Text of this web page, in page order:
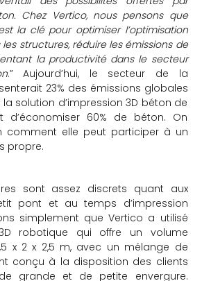
Chez Vertico, nous pensons que
la clé pour optimiser l’optimisation
structures, réduire les émissions de
la productivité dans le secteur
.” Aujourd’hui, le secteur de la
23% des émissions globales
solution d’impression 3D béton de
d’économiser 60% de béton. On
comment elle peut participer à un
propre.
sont assez discrets quant aux
pont et au temps d’impression
simplement que Vertico a utilisé
robotique qui offre un volume
x 2 x 2,5 m, avec un mélange de
conçu à la disposition des clients
grande et de petite envergure.